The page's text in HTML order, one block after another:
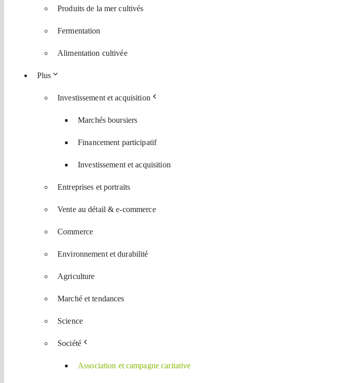
Produits de la mer cultivés
Fermentation
Alimentation cultivée
Plus
Investissement et acquisition
Marchés boursiers
Financement participatif
Investissement et acquisition
Entreprises et portraits
Vente au détail & e-commerce
Commerce
Environnement et durabilité
Agriculture
Marché et tendances
Science
Société
Association et campagne caritative